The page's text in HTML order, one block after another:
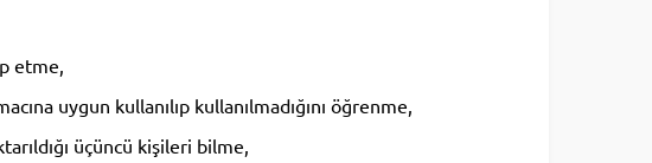
etme,
uygun kullanılıp kullanılmadığını öğrenme,
üçüncü kişileri bilme,